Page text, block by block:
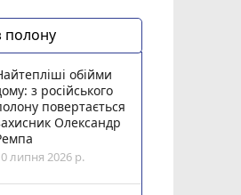
полону
обійми
з російського
повертається
Олександр
липня 2026 р.